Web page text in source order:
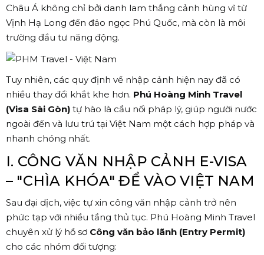
Châu Á không chỉ bởi danh lam thắng cảnh hùng vĩ từ
Vịnh Hạ Long đến đảo ngọc Phú Quốc, mà còn là môi
trường đầu tư năng động.
Tuy nhiên, các quy định về nhập cảnh hiện nay đã có
nhiều thay đổi khắt khe hơn. Phú Hoàng Minh Travel
(Visa Sài Gòn) tự hào là cầu nối pháp lý, giúp người nước
ngoài đến và lưu trú tại Việt Nam một cách hợp pháp và
nhanh chóng nhất.
I. CÔNG VĂN NHẬP CẢNH E-VISA
– "CHÌA KHÓA" ĐỂ VÀO VIỆT NAM
Sau đại dịch, việc tự xin công văn nhập cảnh trở nên
phức tạp với nhiều tầng thủ tục. Phú Hoàng Minh Travel
chuyên xử lý hồ sơ Công văn bảo lãnh (Entry Permit)
cho các nhóm đối tượng: